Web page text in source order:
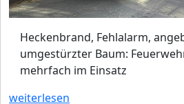
Heckenbrand, Fehlalarm,
umgestürzter Baum:
mehrfach im Einsatz
weiterlesen